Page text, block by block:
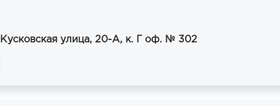
Кусковская улица, 20-А, к. Г оф. № 302